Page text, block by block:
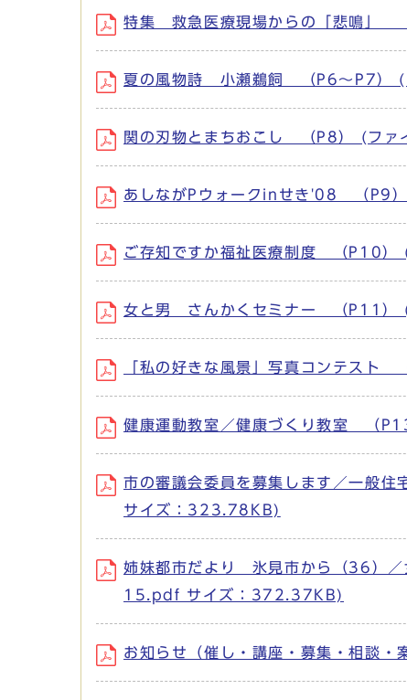
特集 救急医療現場からの「悲鳴」
夏の風物詩 小瀬鵜飼 （P6～P7）
関の刃物とまちおこし （P8） (フ
あしながPウォークinせき'08 （P9
ご存知ですか福祉医療制度 （P10
女と男 さんかくセミナー （P11）
「私の好きな風景」写真コンテス
健康運動教室／健康づくり教室 （
市の審議会委員を募集します／一般
サイズ：323.78KB)
姉妹都市だより 氷見市から（36）
15.pdf サイズ：372.37KB)
お知らせ（催し・講座・募集・相